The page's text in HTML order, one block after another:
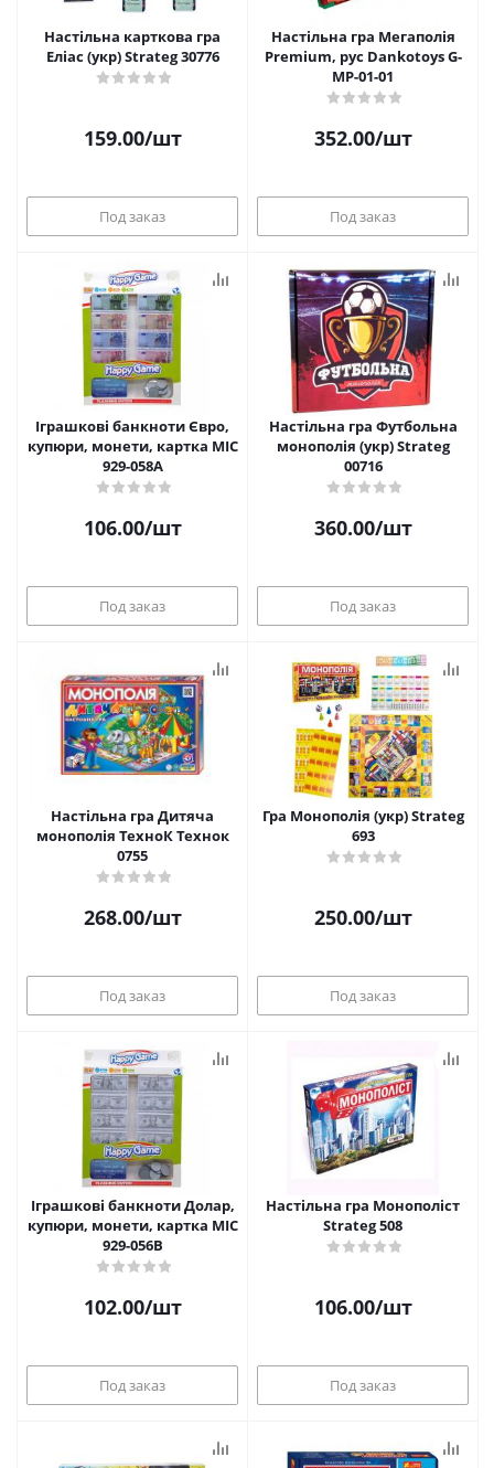
Настільна карткова гра
Еліас (укр) Strateg 30776
159.00/шт
Под заказ
Настільна гра Мегаполія
Premium, рус Dankotoys G-
MP-01-01
352.00/шт
Под заказ
Іграшкові банкноти Євро,
купюри, монети, картка MIC
929-058A
106.00/шт
Под заказ
Настільна гра Футбольна
монополія (укр) Strateg
00716
360.00/шт
Под заказ
Настільна гра Дитяча
монополія ТехноК Технок
0755
268.00/шт
Под заказ
Гра Монополія (укр) Strateg
693
250.00/шт
Под заказ
Іграшкові банкноти Долар,
купюри, монети, картка MIC
929-056B
102.00/шт
Под заказ
Настільна гра Монополіст
Strateg 508
106.00/шт
Под заказ